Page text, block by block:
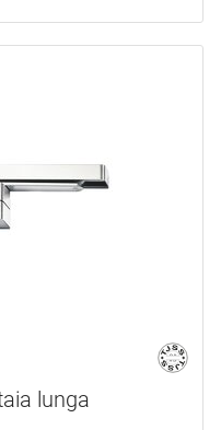
lunga